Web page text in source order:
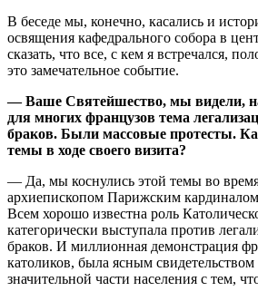
В беседе мы, конечно, касались и
освящения кафедрального собора в
сказать, что все, с кем я встречался,
это замечательное событие.
— Ваше Святейшество, мы видели,
для многих французов тема
браков. Были массовые протесты.
темы в ходе своего визита?
— Да, мы коснулись этой темы во
архиепископом Парижским
Всем хорошо известна роль
категорически выступала против
браков. И миллионная демонстрация
католиков, была ясным свидетельством
значительной части населения с тем,